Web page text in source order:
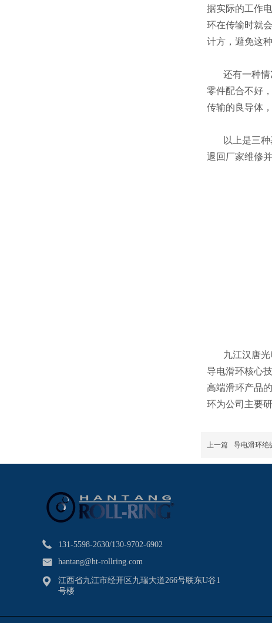
据实际的工作
环在传输时就
计方，避免这
还有一种情
零件配合不好
传输的良导体
以上是三种
退回厂家维修
九江汉唐光
导电滑环核心
高端滑环产品
环为公司主要
上一篇 导电滑环绝
131-5598-2630/130-9702-6902
hantang@ht-rollring.com
江西省九江市经开区九瑞大道266号联东U谷1
号楼